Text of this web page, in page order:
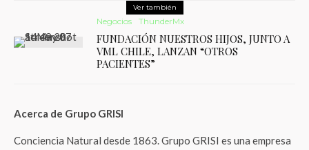
Ver también
Negocios ThunderMx
FUNDACIÓN NUESTROS HIJOS, JUNTO A
VML CHILE, LANZAN “OTROS
PACIENTES”
Acerca de Grupo GRISI
Conciencia Natural desde 1863. Grupo GRISI es una empresa